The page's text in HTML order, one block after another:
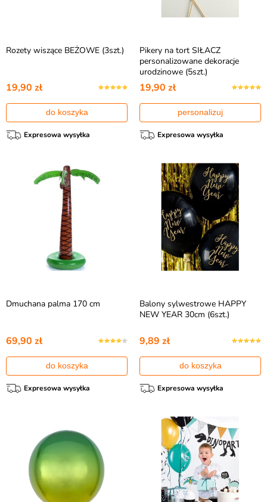
Rozety wiszące BEŻOWE (3szt.)
19,90 zł
do koszyka
Expresowa wysyłka
Pikery na tort SIŁACZ
personalizowane dekoracje
urodzinowe (5szt.)
19,90 zł
personalizuj
Expresowa wysyłka
Dmuchana palma 170 cm
69,90 zł
do koszyka
Expresowa wysyłka
Balony sylwestrowe HAPPY
NEW YEAR 30cm (6szt.)
9,89 zł
do koszyka
Expresowa wysyłka